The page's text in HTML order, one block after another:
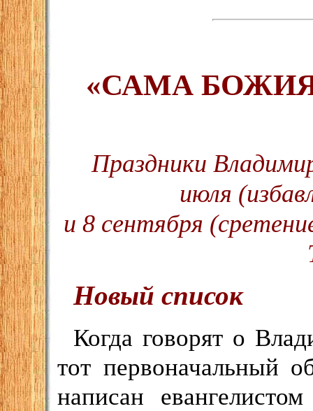
«САМА
Праздники
июля
и 8 сентября
Новый список
Когда говорят о
тот первоначальный
написан